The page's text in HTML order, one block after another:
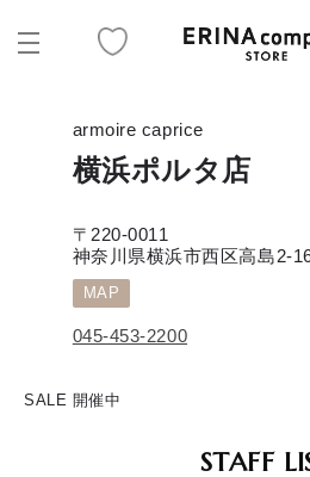
armoire caprice
横浜ポルタ店
〒220-0011
神奈川県横浜市西区高島2-
MAP
045-453-2200
SALE 開催中
STAFF